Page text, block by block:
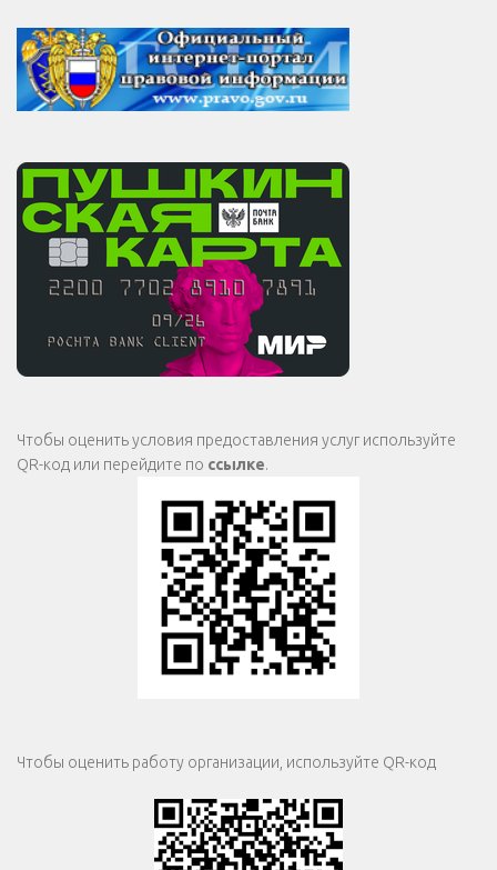
Чтобы оценить условия предоставления услуг используйте
QR-код или перейдите по ссылке.
Чтобы оценить работу организации, используйте QR-код